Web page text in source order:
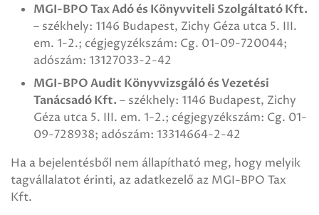
MGI-BPO Tax Adó és Könyvviteli Szolgáltató Kft.
– székhely: 1146 Budapest, Zichy Géza utca 5. III.
em. 1-2.; cégjegyzékszám: Cg. 01-09-720044;
adószám: 13127033-2-42
MGI-BPO Audit Könyvvizsgáló és Vezetési
Tanácsadó Kft. – székhely: 1146 Budapest, Zichy
Géza utca 5. III. em. 1-2.; cégjegyzékszám: Cg. 01-
09-728938; adószám: 13314664-2-42
Ha a bejelentésből nem állapítható meg, hogy melyik
tagvállalatot érinti, az adatkezelő az MGI-BPO Tax
Kft.